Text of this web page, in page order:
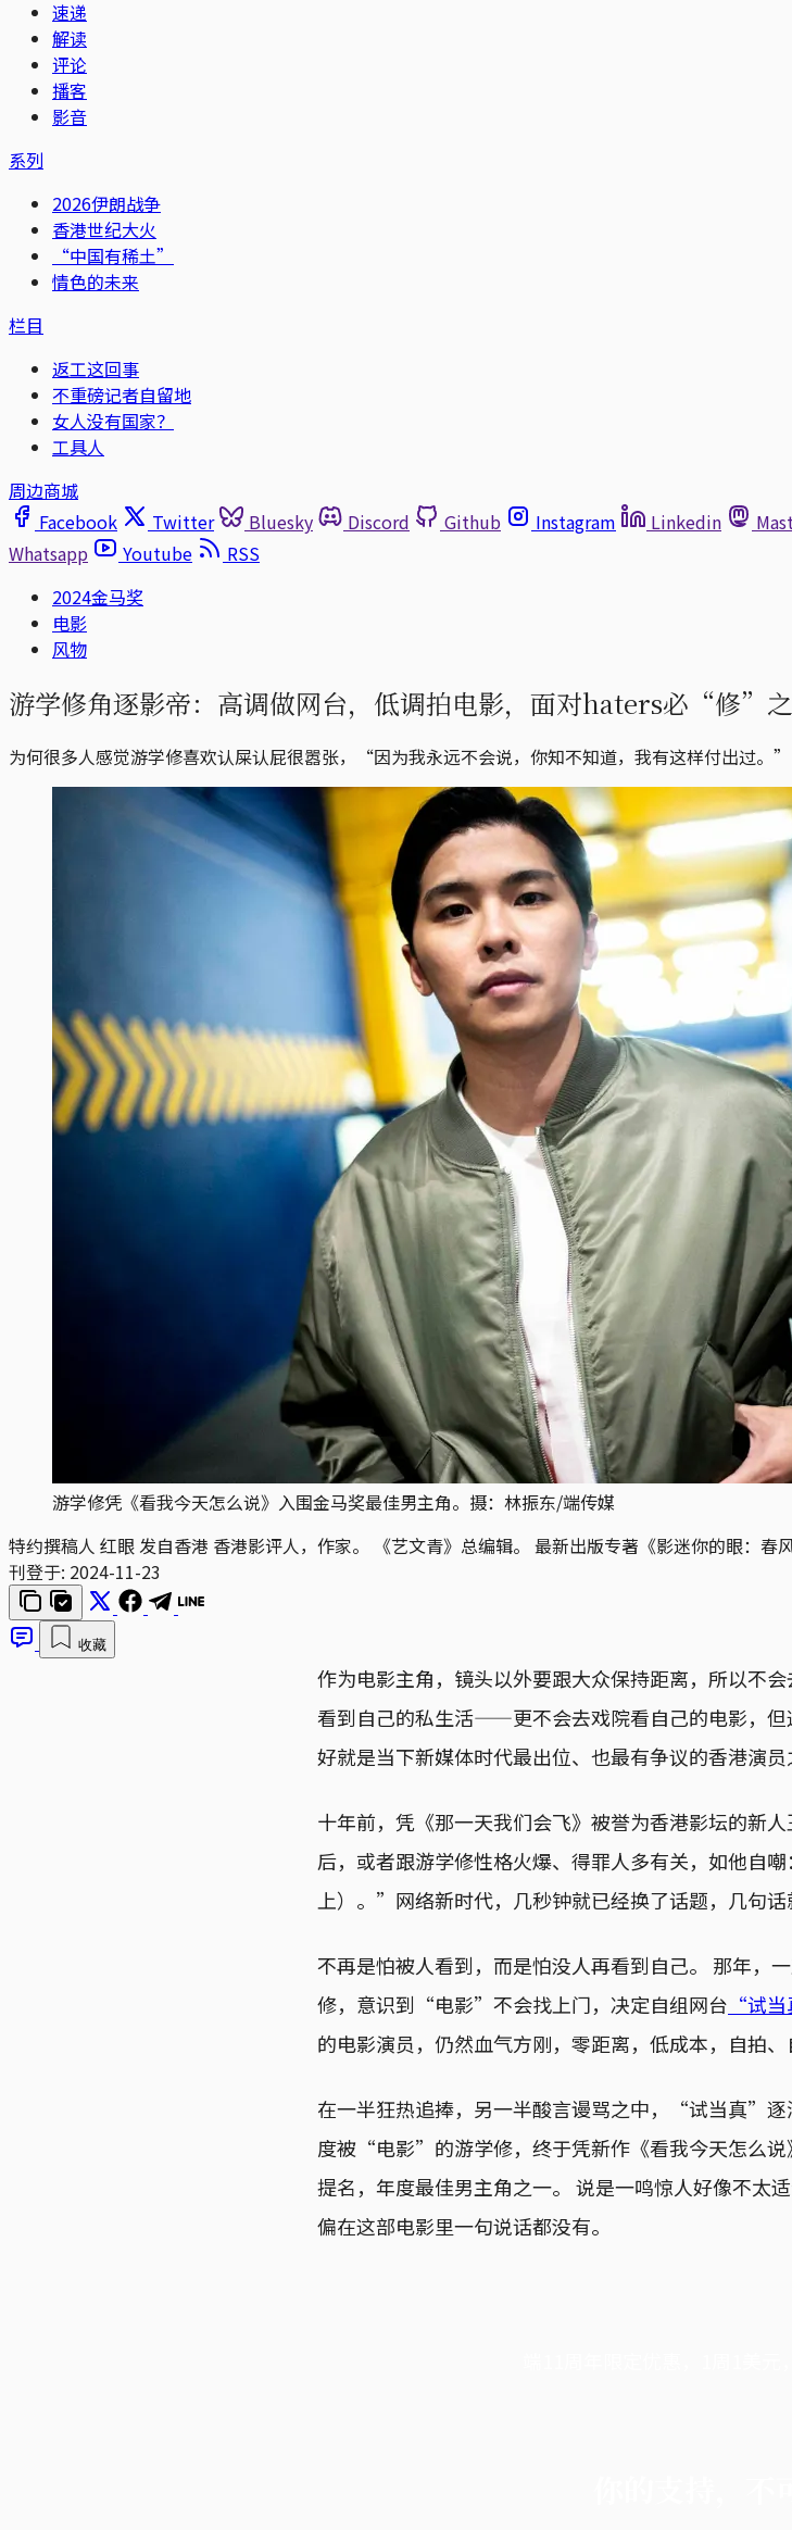
速递
解读
评论
播客
影音
系列
2026伊朗战争
香港世纪大火
“中国有稀土”
情色的未来
栏目
返工这回事
不重磅记者自留地
女人没有国家？
工具人
周边商城
Facebook
Twitter Bluesky Discord Github Instagram Linkedin
Whatsapp
Youtube
RSS
2024金马奖
电影
风物
游学修角逐影帝：高调做网台，低调拍电影，面对haters必“修”
为何很多人感觉游学修喜欢认屎认屁很嚣张，“因为我永远不会说，你知不知道，我有这样付出过。”
游学修凭《看我今天怎么说》入围金马奖最佳男主角。摄：林振东/端传媒
特约撰稿人 红眼 发自香港 香港影评人，作家。 《艺文青》总编辑。 最新出版专著《影迷你的眼：春
刊登于: 2024-11-23
收藏
作为电影主角，镜头以外要跟大众保持距离，所以不
看到自己的私生活——更不会去戏院看自己的电影，但
好就是当下新媒体时代最出位、也最有争议的香港演员
十年前，凭《那一天我们会飞》被誉为香港影坛的新
后，或者跟游学修性格火爆、得罪人多有关，如他自
上）。”网络新时代，几秒钟就已经换了话题，几句话
不再是怕被人看到，而是怕没人再看到自己。 那年，
修，意识到“电影”不会找上门，决定自组网台 “试当
的电影演员，仍然血气方刚，零距离，低成本，自拍、
在一半狂热追捧，另一半酸言谩骂之中，“试当真”
度被“电影”的游学修，终于凭新作《看我今天怎么
提名，年度最佳男主角之一。 说是一鸣惊人好像不
偏在这部电影里一句说话都没有。